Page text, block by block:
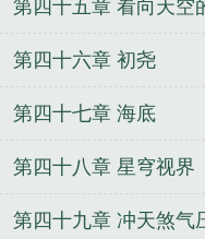
第四十五章 看向天空
第四十六章 初尧
第四十七章 海底
第四十八章 星穹视界
第四十九章 冲天煞气